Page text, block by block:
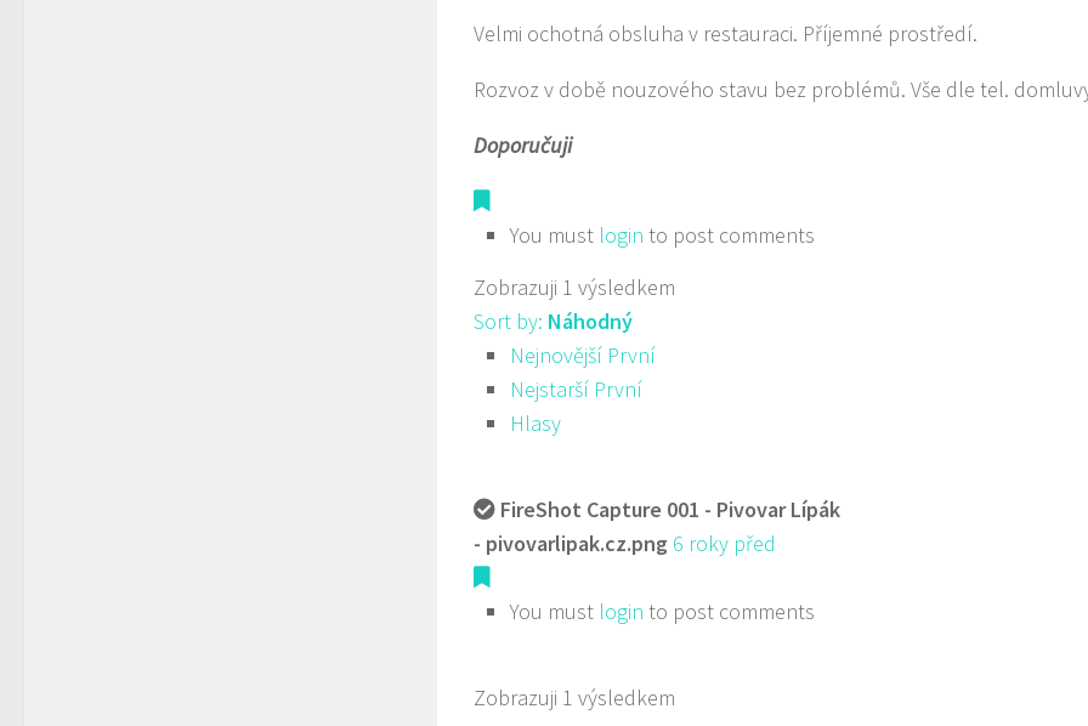
Velmi ochotná obsluha v restauraci. Příjemné prostředí.
Rozvoz v době nouzového stavu bez problémů. Vše dle tel.
Doporučuji
You must login to post comments
Zobrazuji 1 výsledkem
Sort by: Náhodný
Nejnovější První
Nejstarší První
Hlasy
FireShot Capture 001 - Pivovar Lípák
- pivovarlipak.cz.png 6 roky před
You must login to post comments
Zobrazuji 1 výsledkem